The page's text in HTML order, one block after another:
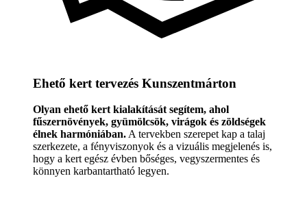
Ehető kert tervezés Kunszentmárton
Olyan ehető kert kialakítását segítem, ahol
fűszernövények, gyümölcsök, virágok és zöldségek
élnek harmóniában. A tervekben szerepet kap a talaj
szerkezete, a fényviszonyok és a vizuális megjelenés is,
hogy a kert egész évben bőséges, vegyszermentes és
könnyen karbantartható legyen.